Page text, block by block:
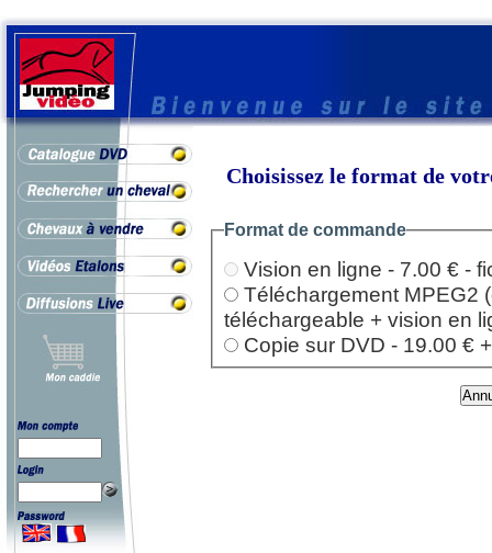
Choisissez le format de
Format de commande
Vision en ligne - 7.00 € -
Téléchargement MPEG2
téléchargeable + vision en
Copie sur DVD - 19.00 €